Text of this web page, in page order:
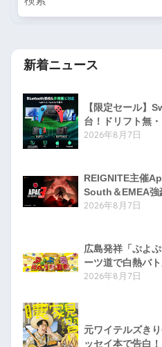
新着ニュース
【限定セール】
台！ドリフト無
2026年8月7日
REIGNITE主催
South＆EMEA強
2026年8月7日
広島発祥「ぷよ
ーツ道で白熱バ
2026年8月7日
元ワイテルズき
ッセイ本で告白！